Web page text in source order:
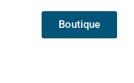
Boutique